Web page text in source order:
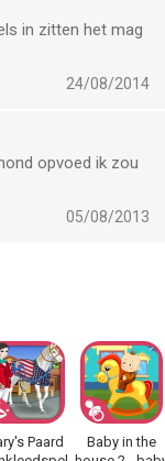
in zitten het mag
24/08/2014
opvoed ik zou
05/08/2013
Paard
Baby in the